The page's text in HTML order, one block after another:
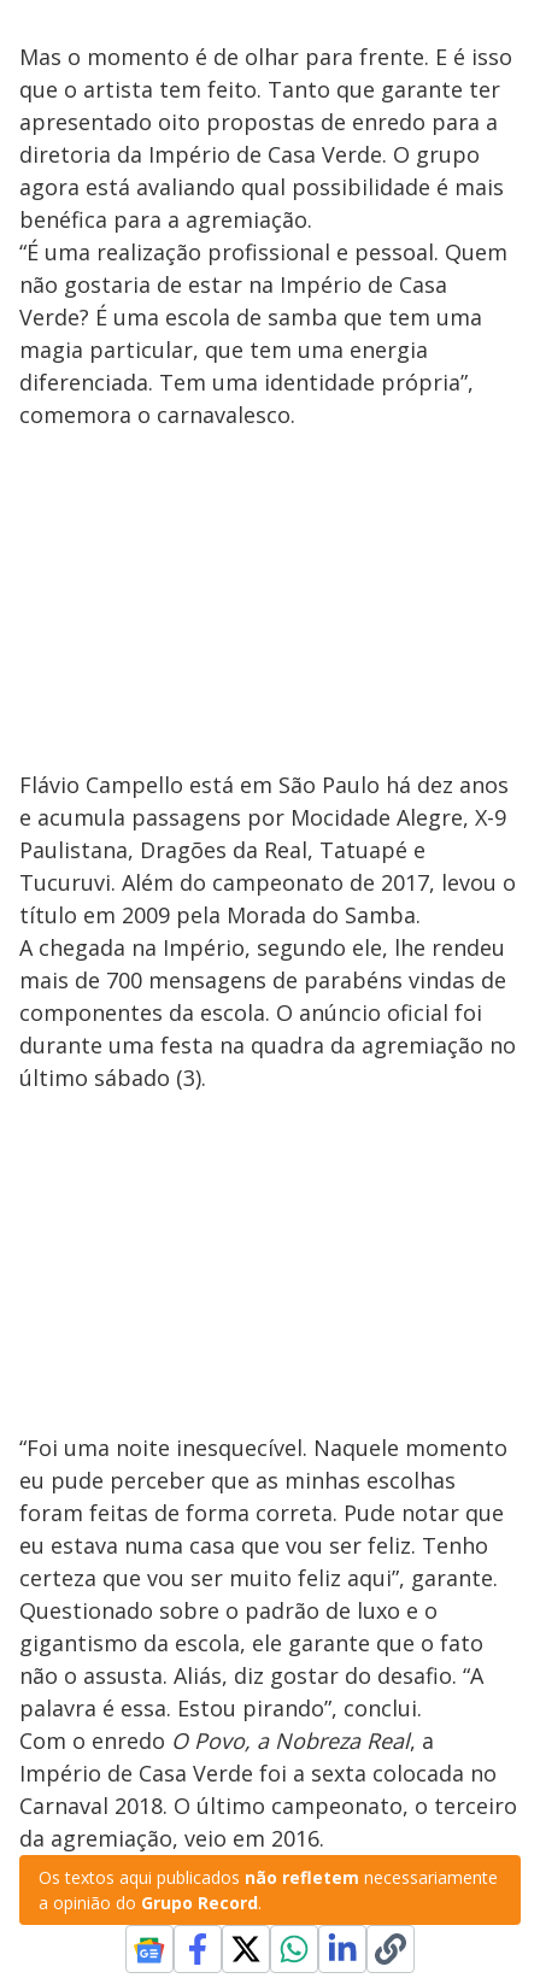
Mas o momento é de olhar para frente. E é isso
que o artista tem feito. Tanto que garante ter
apresentado oito propostas de enredo para a
diretoria da Império de Casa Verde. O grupo
agora está avaliando qual possibilidade é mais
benéfica para a agremiação.
“É uma realização profissional e pessoal. Quem
não gostaria de estar na Império de Casa
Verde? É uma escola de samba que tem uma
magia particular, que tem uma energia
diferenciada. Tem uma identidade própria”,
comemora o carnavalesco.
Flávio Campello está em São Paulo há dez anos
e acumula passagens por Mocidade Alegre, X-9
Paulistana, Dragões da Real, Tatuapé e
Tucuruvi. Além do campeonato de 2017, levou o
título em 2009 pela Morada do Samba.
A chegada na Império, segundo ele, lhe rendeu
mais de 700 mensagens de parabéns vindas de
componentes da escola. O anúncio oficial foi
durante uma festa na quadra da agremiação no
último sábado (3).
“Foi uma noite inesquecível. Naquele momento
eu pude perceber que as minhas escolhas
foram feitas de forma correta. Pude notar que
eu estava numa casa que vou ser feliz. Tenho
certeza que vou ser muito feliz aqui”, garante.
Questionado sobre o padrão de luxo e o
gigantismo da escola, ele garante que o fato
não o assusta. Aliás, diz gostar do desafio. “A
palavra é essa. Estou pirando”, conclui.
Com o enredo O Povo, a Nobreza Real, a
Império de Casa Verde foi a sexta colocada no
Carnaval 2018. O último campeonato, o terceiro
da agremiação, veio em 2016.
Os textos aqui publicados não refletem necessariamente
a opinião do Grupo Record.